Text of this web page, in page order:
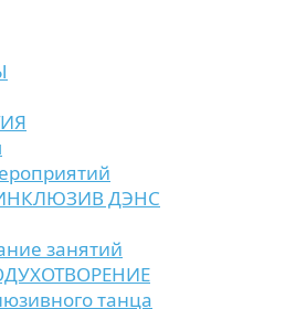
ДЭНС
занятий
танца